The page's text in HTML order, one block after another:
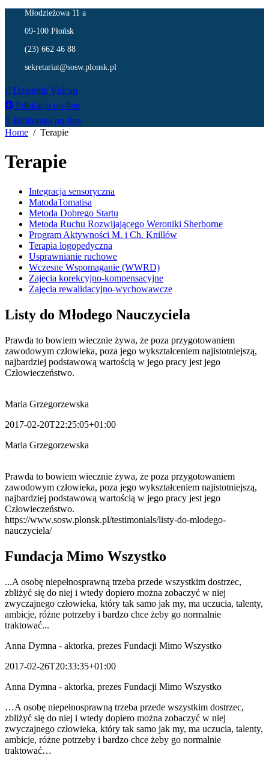
Młodzieżowa 11 a
09-100 Płońsk
(23) 662 46 88
sekretariat@sosw.plonsk.pl
Dziennik Vulcan
Edukacja on-line
Biblioteka on-line
Home
Terapie
Terapie
Integracja sensoryczna
MatodaTomatisa
Metoda Dobrego Startu
Metoda Ruchu Rozwijającego Weroniki Sherborne
Program Aktywności M. i Ch. Knillów
Terapia logopedyczna
Usprawnianie ruchowe
Wczesne Wspomaganie (WWRD)
Zajęcia korekcyjno-kompensacyjne
Zajęcia rewalidacyjno-wychowawcze
Listy do Młodego Nauczyciela
Prawda to bowiem wiecznie żywa, że poza przygotowaniem
zawodowym człowieka, poza jego wykształceniem najistotniejszą,
najbardziej podstawową wartością w jego pracy jest jego
Człowieczeństwo.
Maria Grzegorzewska
2017-02-20T22:25:05+01:00
Maria Grzegorzewska
Prawda to bowiem wiecznie żywa, że poza przygotowaniem
zawodowym człowieka, poza jego wykształceniem najistotniejszą,
najbardziej podstawową wartością w jego pracy jest jego
Człowieczeństwo.
https://www.sosw.plonsk.pl/testimonials/listy-do-mlodego-
nauczyciela/
Fundacja Mimo Wszystko
...A osobę niepełnosprawną trzeba przede wszystkim dostrzec,
zbliżyć się do niej i wtedy dopiero można zobaczyć w niej
zwyczajnego człowieka, który tak samo jak my, ma uczucia, talenty,
ambicje, różne potrzeby i bardzo chce żeby go normalnie
traktować...
Anna Dymna - aktorka, prezes Fundacji Mimo Wszystko
2017-02-26T20:33:35+01:00
Anna Dymna - aktorka, prezes Fundacji Mimo Wszystko
…A osobę niepełnosprawną trzeba przede wszystkim dostrzec,
zbliżyć się do niej i wtedy dopiero można zobaczyć w niej
zwyczajnego człowieka, który tak samo jak my, ma uczucia, talenty,
ambicje, różne potrzeby i bardzo chce żeby go normalnie
traktować…